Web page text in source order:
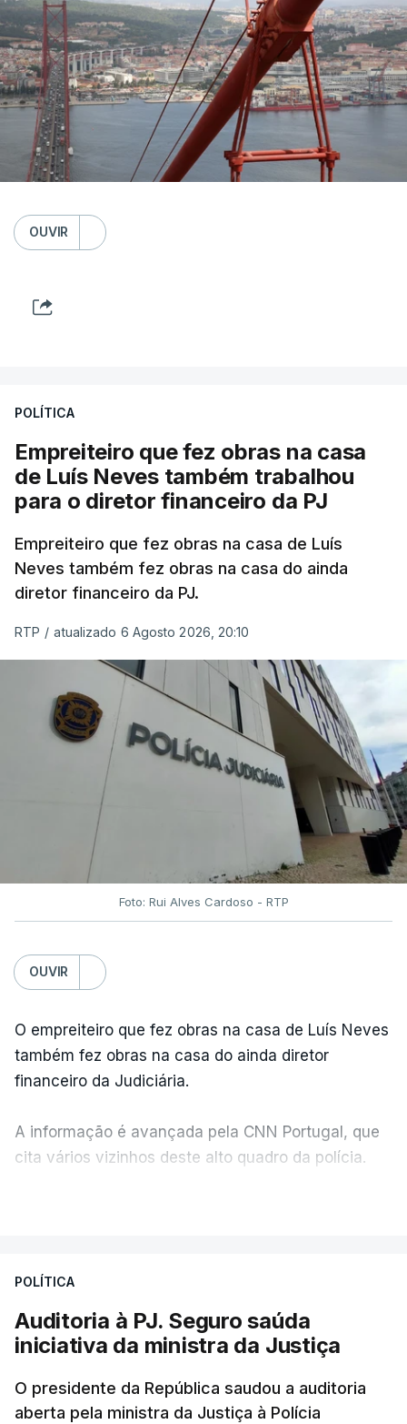
OUVIR
POLÍTICA
Empreiteiro que fez obras na casa
de Luís Neves também trabalhou
para o diretor financeiro da PJ
Empreiteiro que fez obras na casa de Luís
Neves também fez obras na casa do ainda
diretor financeiro da PJ.
RTP / atualizado 6 Agosto 2026, 20:10
Foto: Rui Alves Cardoso - RTP
OUVIR
O empreiteiro que fez obras na casa de Luís Neves
também fez obras na casa do ainda diretor
financeiro da Judiciária.
A informação é avançada pela CNN Portugal, que
cita vários vizinhos deste alto quadro da polícia.
apreendido numa operação de droga.
POLÍTICA
Auditoria à PJ. Seguro saúda
iniciativa da ministra da Justiça
O presidente da República saudou a auditoria
aberta pela ministra da Justiça à Polícia